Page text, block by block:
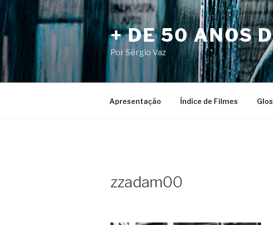
para
o
conteúdo
+ DE 50 ANOS
Por Sérgio Vaz
Apresentação Índice de Filmes
zzadam00